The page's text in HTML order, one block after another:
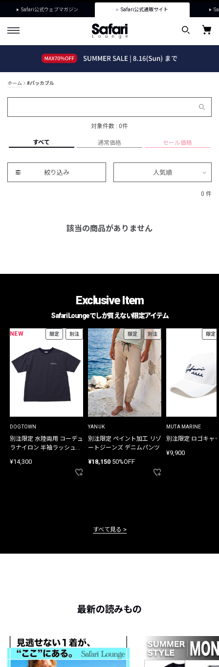
Safari公式ウェブマガジン Safari公式通販サイト
ホーム #パッカブル
対象件数 : 0件
すべて 通常価格 セール価格
絞り込み 人気順
0 件
該当の商品がありません
Exclusive Item
Safari Loungeでしか買えない限定アイテム
NEW 限定 別注
DOGTOWN
別注限定 水陸両用 コーデュ
ラナイロン 半袖ラッシュガ
¥14,300
限定 別注
YANUK
別注限定 ペイント加工 リゾ
ートジーンズ デニムパンツ
¥18,150 50%OFF
限定
MUTA MARINE
別注限定 ロゴキャ
¥9,900
すべて見る
最新の読みもの